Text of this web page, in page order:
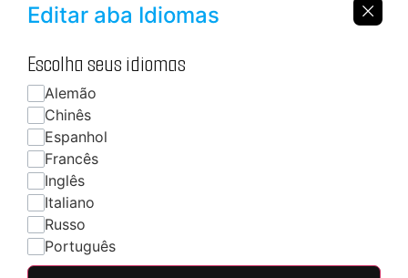
Editar aba Idiomas
Escolha seus idiomas
Alemão
Chinês
Espanhol
Francês
Inglês
Italiano
Russo
Português